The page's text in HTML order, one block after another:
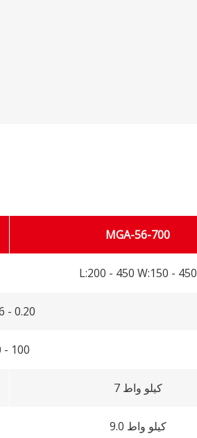
MGA-56-700
L:200 - 450 W:150 - 450
- 0.20
- 100
7 كيلو واط
9.0 كيلو واط